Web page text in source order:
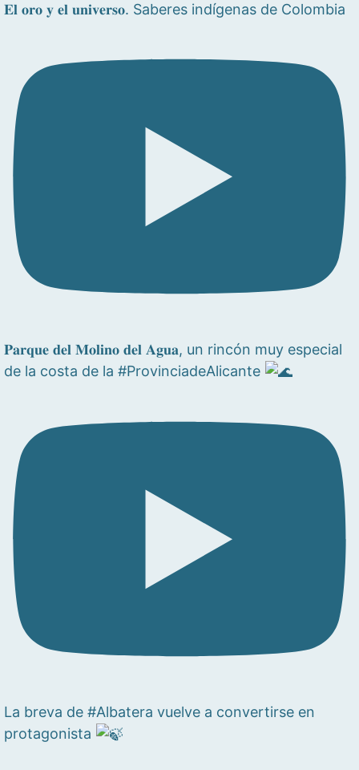
𝐄𝐥 𝐨𝐫𝐨 𝐲 𝐞𝐥 𝐮𝐧𝐢𝐯𝐞𝐫𝐬𝐨. Saberes indígenas de Colombia
𝐏𝐚𝐫𝐪𝐮𝐞 𝐝𝐞𝐥 𝐌𝐨𝐥𝐢𝐧𝐨 𝐝𝐞𝐥 𝐀𝐠𝐮𝐚, un rincón muy especial
de la costa de la #ProvinciadeAlicante
La breva de #Albatera vuelve a convertirse en
protagonista